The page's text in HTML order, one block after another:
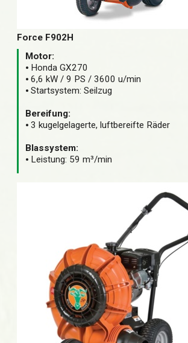
Force F902H
Motor:
⦁ Honda GX270
⦁ 6,6 kW / 9 PS / 3600 u/min
⦁ Startsystem: Seilzug
Bereifung:
⦁ 3 kugelgelagerte, luftbereifte Räder
Blassystem:
⦁ Leistung: 59 m³/min